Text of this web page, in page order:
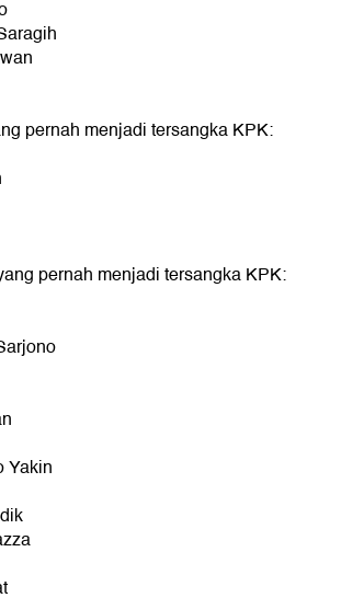
pernah menjadi tersangka KPK:
pernah menjadi tersangka KPK:
Yakin